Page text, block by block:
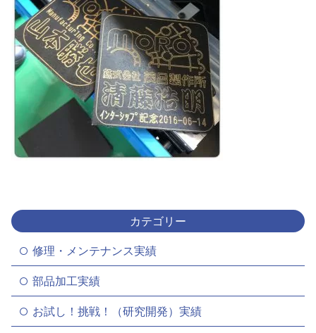
カテゴリー
修理・メンテナンス実績
部品加工実績
お試し！挑戦！（研究開発）実績